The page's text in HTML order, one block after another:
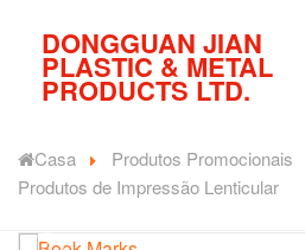
DONGGUAN JIAN
PLASTIC & METAL
PRODUCTS LTD.
Casa
Produtos Promocionais
Produtos de Impressão Lenticular